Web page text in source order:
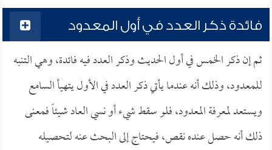
فائدة ذكر العدد في أول المعدود
ثم إن ذكر الخمس في أول الحديث وذكر العدد فيه فائدة، وهي التنبه
للمعدود، وذلك أنه عندما يأتي ذكر العدد في الأول يتهيأ السامع
ويستعد لمعرفة المعدود، فلو سقط شيء أو نسي العاد شيئاً فمعنى
ذلك أنه حصل عنده نقص، فيحتاج إلى البحث عنه لتحصيله